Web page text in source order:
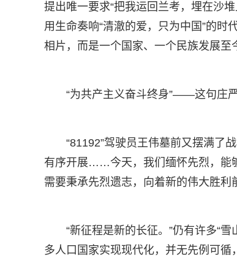
提出唯一要求“把我运回兰考，埋在沙
用生命奏响“清澈的爱，只为中国”的
相片，而是一个国家、一个民族发展至
“为共产主义奋斗终身”——这句庄
“81192”驾驶员王伟墓前又摆满了
有序开展……今天，我们缅怀先烈，能
需要秉承先烈遗志，向着新的伟大胜利
“新征程是新的长征。”仍有许多“雪
多人口国家实现现代化，并无先例可循